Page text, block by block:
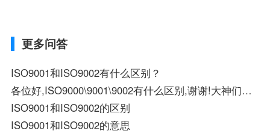
更多问答
ISO9001和ISO9002有什么区别？
各位好,ISO9000\9001\9002有什么区别,谢谢!大神们帮帮忙
ISO9001和ISO9002的区别
ISO9001和ISO9002的意思